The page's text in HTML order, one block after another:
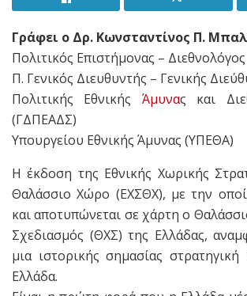
Γράφει ο Δρ. Κωνσταντίνος Π.
Πολιτικός Επιστήμονας – Διεθνολόγος
Π. Γενικός Διευθυντής – Γενικής
Πολιτικής Εθνικής Άμυνας και
(ΓΔΠΕΑΔΣ)
Υπουργείου Εθνικής Άμυνας (ΥΠΕΘΑ)
Η έκδοση της Εθνικής Χωρικής
Θαλάσσιο Χώρο (ΕΧΣΘΧ), με την
και αποτυπώνεται σε χάρτη ο
Σχεδιασμός (ΘΧΣ) της Ελλάδας,
μια ιστορικής σημασίας
Ελλάδα.